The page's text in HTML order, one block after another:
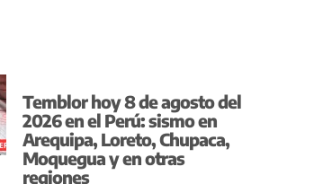
Temblor hoy 8 de agosto del
2026 en el Perú: sismo en
Arequipa, Loreto, Chupaca,
Moquegua y en otras
regiones